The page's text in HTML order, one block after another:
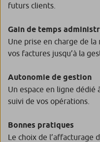
futurs clients.
Gain de temps
Une prise en charge de
vos factures jusqu’à la
Autonomie de gestion
Un espace en ligne dédié
suivi de vos opérations.
Bonnes pratiques
Le choix de l’affacturage